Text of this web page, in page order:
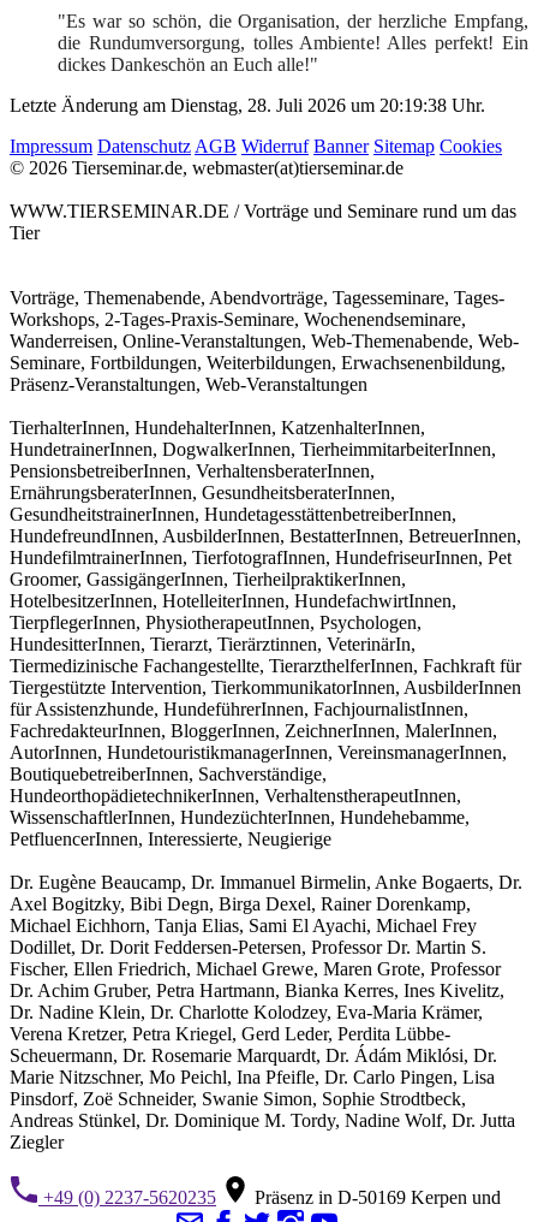
"Es war so schön, die Organisation, der herzliche Empfang,
die Rundumversorgung, tolles Ambiente! Alles perfekt! Ein
dickes Dankeschön an Euch alle!"
Letzte Änderung am Dienstag, 28. Juli 2026 um 20:19:38 Uhr.
Impressum DatenschutzAGB Widerruf Banner Sitemap Cookies
© 2026 Tierseminar.de, webmaster(at)tierseminar.de
WWW.TIERSEMINAR.DE / Vorträge und Seminare rund um das
Tier
Vorträge, Themenabende, Abendvorträge, Tagesseminare, Tages-
Workshops, 2-Tages-Praxis-Seminare, Wochenendseminare,
Wanderreisen, Online-Veranstaltungen, Web-Themenabende, Web-
Seminare, Fortbildungen, Weiterbildungen, Erwachsenenbildung,
Präsenz-Veranstaltungen, Web-Veranstaltungen
TierhalterInnen, HundehalterInnen, KatzenhalterInnen,
HundetrainerInnen, DogwalkerInnen, TierheimmitarbeiterInnen,
PensionsbetreiberInnen, VerhaltensberaterInnen,
ErnährungsberaterInnen, GesundheitsberaterInnen,
GesundheitstrainerInnen, HundetagesstättenbetreiberInnen,
HundefreundInnen, AusbilderInnen, BestatterInnen, BetreuerInnen,
HundefilmtrainerInnen, TierfotografInnen, HundefriseurInnen, Pet
Groomer, GassigängerInnen, TierheilpraktikerInnen,
HotelbesitzerInnen, HotelleiterInnen, HundefachwirtInnen,
TierpflegerInnen, PhysiotherapeutInnen, Psychologen,
HundesitterInnen, Tierarzt, Tierärztinnen, VeterinärIn,
Tiermedizinische Fachangestellte, TierarzthelferInnen, Fachkraft für
Tiergestützte Intervention, TierkommunikatorInnen, AusbilderInnen
für Assistenzhunde, HundeführerInnen, FachjournalistInnen,
FachredakteurInnen, BloggerInnen, ZeichnerInnen, MalerInnen,
AutorInnen, HundetouristikmanagerInnen, VereinsmanagerInnen,
BoutiquebetreiberInnen, Sachverständige,
HundeorthopädietechnikerInnen, VerhaltenstherapeutInnen,
WissenschaftlerInnen, HundezüchterInnen, Hundehebamme,
PetfluencerInnen, Interessierte, Neugierige
Dr. Eugène Beaucamp, Dr. Immanuel Birmelin, Anke Bogaerts, Dr.
Axel Bogitzky, Bibi Degn, Birga Dexel, Rainer Dorenkamp,
Michael Eichhorn, Tanja Elias, Sami El Ayachi, Michael Frey
Dodillet, Dr. Dorit Feddersen-Petersen, Professor Dr. Martin S.
Fischer, Ellen Friedrich, Michael Grewe, Maren Grote, Professor
Dr. Achim Gruber, Petra Hartmann, Bianka Kerres, Ines Kivelitz,
Dr. Nadine Klein, Dr. Charlotte Kolodzey, Eva-Maria Krämer,
Verena Kretzer, Petra Kriegel, Gerd Leder, Perdita Lübbe-
Scheuermann, Dr. Rosemarie Marquardt, Dr. Ádám Miklósi, Dr.
Marie Nitzschner, Mo Peichl, Ina Pfeifle, Dr. Carlo Pingen, Lisa
Pinsdorf, Zoë Schneider, Swanie Simon, Sophie Strodtbeck,
Andreas Stünkel, Dr. Dominique M. Tordy, Nadine Wolf, Dr. Jutta
Ziegler
+49 (0) 2237-5620235
Präsenz in D-50169 Kerpen und